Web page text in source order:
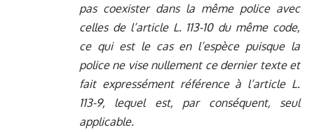
pas coexister dans la même police avec
celles de l’article L. 113-10 du même code,
ce qui est le cas en l’espèce puisque la
police ne vise nullement ce dernier texte et
fait expressément référence à l’article L.
113-9, lequel est, par conséquent, seul
applicable.